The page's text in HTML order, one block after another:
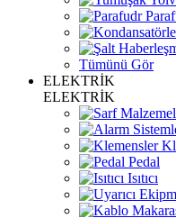
Tümünü Gör
ELEKTRİK
ELEKTRİK
Pedal
Isıtıcı